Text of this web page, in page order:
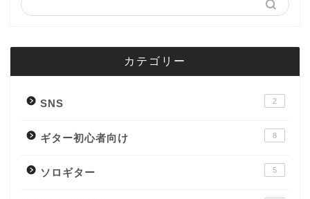
カテゴリー
SNS 2
ギター初心者向け 8
ソロギター 5